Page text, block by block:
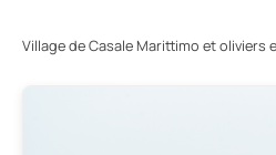
Village de Casale Marittimo et oliviers